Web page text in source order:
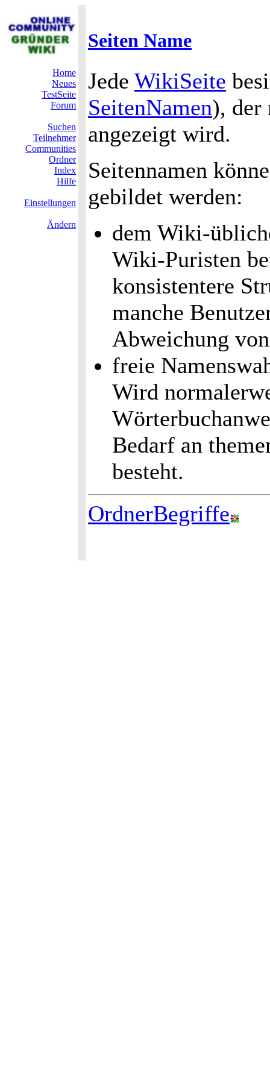
Seiten Name
Home
Neues
TestSeite
Forum
Suchen
Teilnehmer
Communities
Ordner
Index
Hilfe
Einstellungen
Ändern
Jede WikiSeite
SeitenNamen), der
angezeigt wird.
Seitennamen
gebildet werden:
dem Wiki-
Wiki-Puristen
konsistentere
manche
Abweichung
freie
Wird
Bedarf an
besteht.
OrdnerBegriffe